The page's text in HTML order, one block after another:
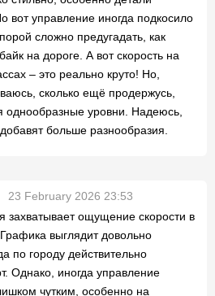
вот управление иногда подкосило
сложно предугадать, как
на дороге. А вот скорость на
– это реально круто! Но,
сколько ещё продержусь,
однообразные уровни. Надеюсь,
больше разнообразия.
23 February 2026 23:53
захватывает ощущение скорости в
выглядит довольно
по городу действительно
Однако, иногда управление
чутким, особенно на